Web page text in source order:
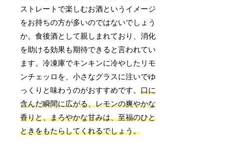
ストレートで楽しむお酒というイメージ
をお持ちの方が多いのではないでしょう
か。食後酒として親しまれており、消化
を助ける効果も期待できると言われてい
ます。冷凍庫でキンキンに冷やしたリモ
ンチェッロを、小さなグラスに注いでゆ
っくりと味わうのがおすすめです。口に
含んだ瞬間に広がる、レモンの爽やかな
香りと、まろやかな甘みは、至福のひと
ときをもたらしてくれるでしょう。